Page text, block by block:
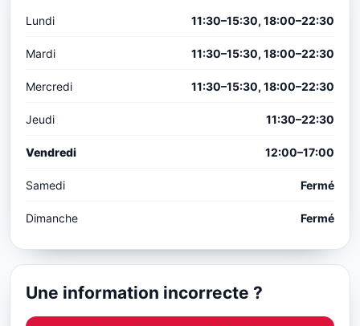
Lundi 11:30–15:30, 18:00–22:30
Mardi 11:30–15:30, 18:00–22:30
Mercredi 11:30–15:30, 18:00–22:30
Jeudi 11:30–22:30
Vendredi 12:00–17:00
Samedi Fermé
Dimanche Fermé
Une information incorrecte ?